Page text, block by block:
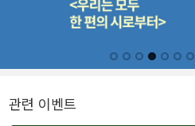
관련 이벤트